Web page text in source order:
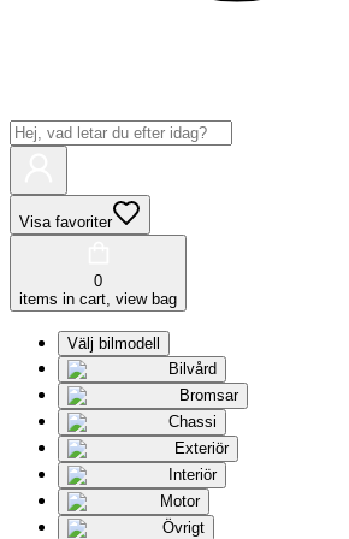
Visa favoriter
0
items in cart, view bag
Välj bilmodell
Bilvård
Bromsar
Chassi
Exteriör
Interiör
Motor
Övrigt